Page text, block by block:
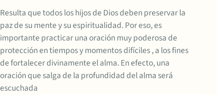
Resulta que todos los hijos de Dios deben preservar la
paz de su mente y su espiritualidad. Por eso, es
importante practicar una oración muy poderosa de
protección en tiempos y momentos difíciles , a los fines
de fortalecer divinamente el alma. En efecto, una
oración que salga de la profundidad del alma será
escuchada